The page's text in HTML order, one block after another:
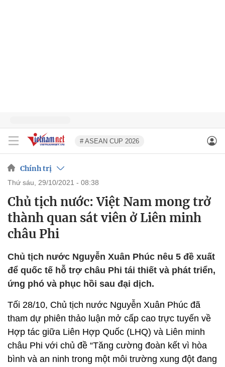
# ASEAN CUP 2026
Chính trị
thứ sáu, 29/10/2021 - 08:38
Chủ tịch nước: Việt Nam mong trở
thành quan sát viên ở Liên minh
châu Phi
Chủ tịch nước Nguyễn Xuân Phúc nêu 5 đề xuất
để quốc tế hỗ trợ châu Phi tái thiết và phát triển,
ứng phó và phục hồi sau đại dịch.
Tối 28/10, Chủ tịch nước Nguyễn Xuân Phúc đã
tham dự phiên thảo luận mở cấp cao trực tuyến về
Hợp tác giữa Liên Hợp Quốc (LHQ) và Liên minh
châu Phi với chủ đề “Tăng cường đoàn kết vì hòa
bình và an ninh trong một môi trường xung đột đang